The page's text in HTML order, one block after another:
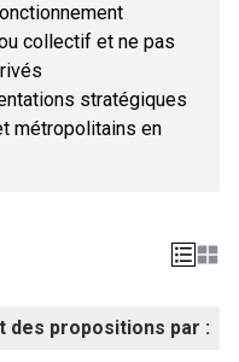
collectif et ne pas
stratégiques
métropolitains en
des propositions par :